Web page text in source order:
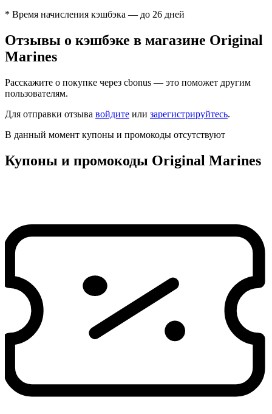
* Время начисления кэшбэка — до 26 дней
Отзывы о кэшбэке в магазине Original
Marines
Расскажите о покупке через cbonus — это поможет другим
пользователям.
Для отправки отзыва войдите или зарегистрируйтесь.
В данный момент купоны и промокоды отсутствуют
Купоны и промокоды Original Marines